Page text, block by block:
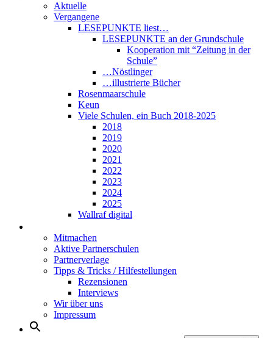
Aktuelle
Vergangene
LESEPUNKTE liest…
LESEPUNKTE an der Grundschule
Kooperation mit “Zeitung in der
Schule”
…Nöstlinger
…illustrierte Bücher
Rosenmaarschule
Keun
Viele Schulen, ein Buch 2018-2025
2018
2019
2020
2021
2022
2023
2024
2025
Wallraf digital
Mitmachen
Aktive Partnerschulen
Partnerverlage
Tipps & Tricks / Hilfestellungen
Rezensionen
Interviews
Wir über uns
Impressum